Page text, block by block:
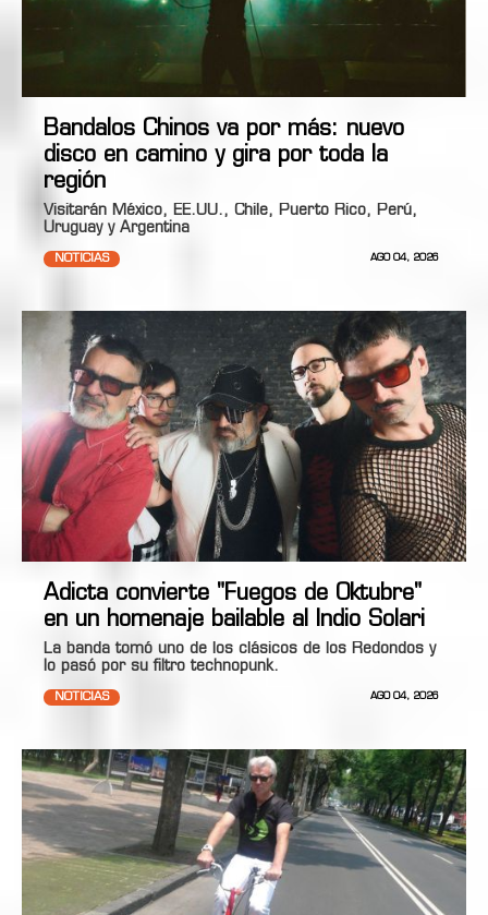
Bandalos Chinos va por más: nuevo
disco en camino y gira por toda la
región
Visitarán México, EE.UU., Chile, Puerto Rico, Perú,
Uruguay y Argentina
NOTICIAS AGO 04, 2026
Adicta convierte "Fuegos de Oktubre"
en un homenaje bailable al Indio Solari
La banda tomó uno de los clásicos de los Redondos y
lo pasó por su filtro technopunk.
NOTICIAS AGO 04, 2026